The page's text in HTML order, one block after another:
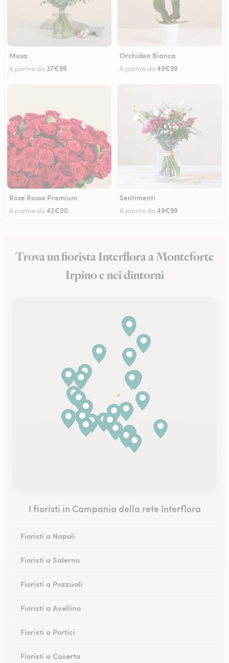
Musa
A partire da 37€99
Orchidea Bianca
A partire da 49€99
Rose Rosse Premium
A partire da 42€00
Sentimenti
A partire da 49€99
Trova un fiorista Interflora a Monteforte
Irpino e nei dintorni
I fioristi in Campania della rete Interflora
Fioristi a Napoli
Fioristi a Salerno
Fioristi a Pozzuoli
Fioristi a Avellino
Fioristi a Portici
Fioristi a Caserta